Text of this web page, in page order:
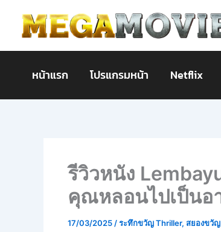
content
หน้าแรก โปรแกรมหน้า Netflix
รีวิวหนัง
คุณหลอนไปเป็นอ
17/03/2025 /ระทึกขวัญ Thriller, สยองขวั